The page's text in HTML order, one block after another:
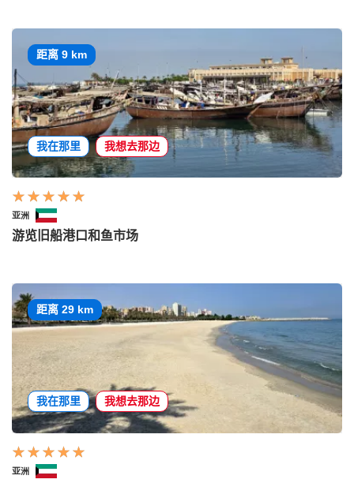
距离 9 km
我在那里 我想去那边
亚洲
游览旧船港口和鱼市场
距离 29 km
我在那里 我想去那边
亚洲